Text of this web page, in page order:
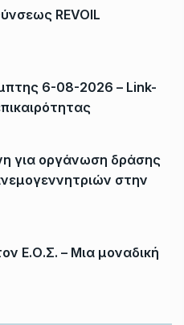
REVOIL
6-08-2026 – Link-
για οργάνωση δράσης
στην
Ε.Ο.Σ. – Μια μοναδική